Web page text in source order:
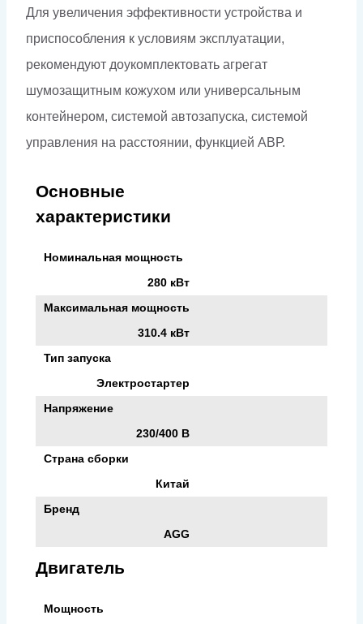
Для увеличения эффективности устройства и
приспособления к условиям эксплуатации,
рекомендуют доукомплектовать агрегат
шумозащитным кожухом или универсальным
контейнером, системой автозапуска, системой
управления на расстоянии, функцией АВР.
Основные
характеристики
Номинальная мощность
280 кВт
Максимальная мощность
310.4 кВт
Тип запуска
Электростартер
Напряжение
230/400 В
Страна сборки
Китай
Бренд
AGG
Двигатель
Мощность